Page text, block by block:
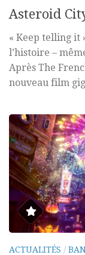
Asteroid
« Keep telling it
l’histoire –
Après The
nouveau film
ACTUALITÉS /